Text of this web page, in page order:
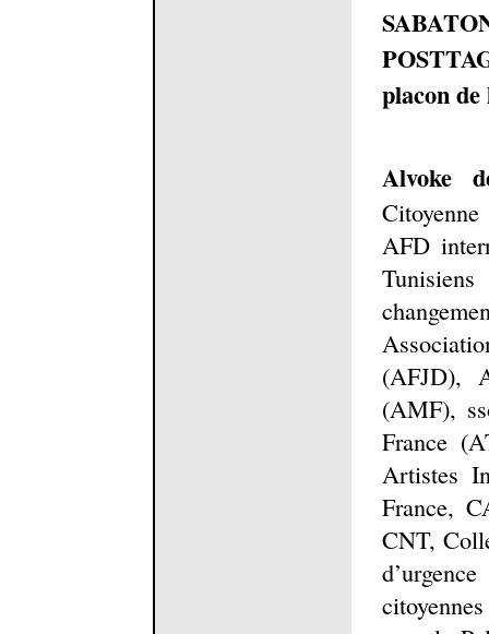
placon
Alvoke
AFD
(AFJD),
(AMF),
France
Artistes
France,
CNT,